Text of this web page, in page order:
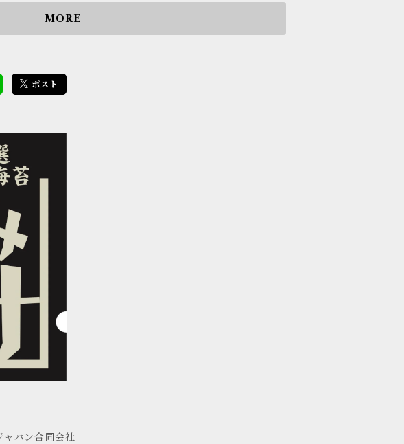
とさせて頂きます。 受注・発送日が決定次第ご連絡させて
承ください。 ●配送料金は下記料金にて承
く) 440円 沖縄 900円 ●日にち指定、夜間配送をご希望
注文合計金額 10,000円 (税込) 以上で送料無料となりま
MORE
ポスト
ャパン合同会社